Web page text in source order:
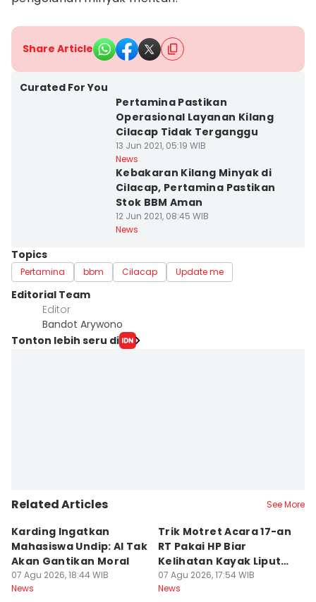
Share Article
Curated For You
Pertamina Pastikan
Operasional Layanan Kilang
Cilacap Tidak Terganggu
13 Jun 2021, 05:19 WIB
News
Kebakaran Kilang Minyak di
Cilacap, Pertamina Pastikan
Stok BBM Aman
12 Jun 2021, 08:45 WIB
News
Topics
Pertamina bbm Cilacap Update me
Editorial Team
Editor
Bandot Arywono
Tonton lebih seru di
Related Articles See More
Karding Ingatkan
Mahasiswa Undip: AI Tak
Akan Gantikan Moral
07 Agu 2026, 18:44 WIB
News
Trik Motret Acara 17-an
RT Pakai HP Biar
Kelihatan Kayak Liputan
Festival Nasional
07 Agu 2026, 17:54 WIB
News